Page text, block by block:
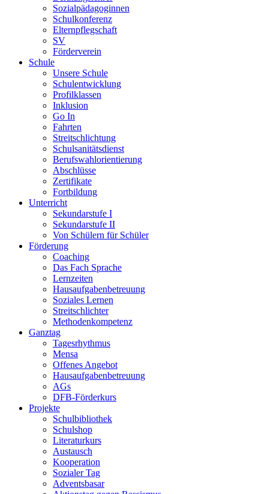
Sozialpädagoginnen
Schulkonferenz
Elternpflegschaft
SV
Förderverein
Schule
Unsere Schule
Schulentwicklung
Profilklassen
Inklusion
Go In
Fahrten
Streitschlichtung
Schulsanitätsdienst
Berufswahlorientierung
Abschlüsse
Zertifikate
Fortbildung
Unterricht
Sekundarstufe I
Sekundarstufe II
Von Schülern für Schüler
Förderung
Coaching
Das Fach Sprache
Lernzeiten
Hausaufgabenbetreuung
Soziales Lernen
Streitschlichter
Methodenkompetenz
Ganztag
Tagesrhythmus
Mensa
Offenes Angebot
Hausaufgabenbetreuung
AGs
DFB-Förderkurs
Projekte
Schulbibliothek
Schulshop
Literaturkurs
Austausch
Kooperation
Sozialer Tag
Adventsbasar